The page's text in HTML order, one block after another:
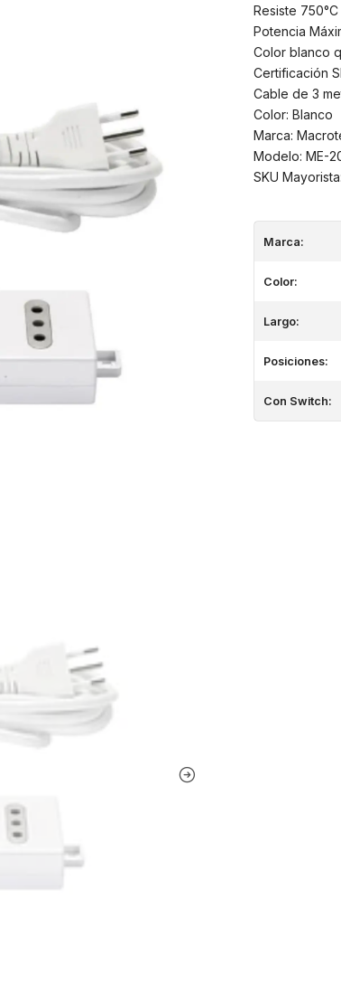
Resiste 750°C
Potencia
Color blanco
Certificación
Cable de 3
Color: Blanco
Marca:
Modelo: ME-
SKU
Marca:
Color:
Largo:
Posiciones:
Con Switch: